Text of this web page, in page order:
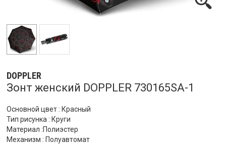
DOPPLER
Зонт женский DOPPLER 730165SA-1
Основной цвет : Красный
Тип рисунка : Круги
Материал :Полиэстер
Механизм : Полуавтомат